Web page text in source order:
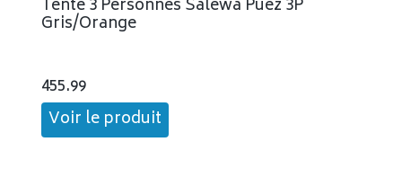
Tente 3 Personnes Salewa Puez 3P
Gris/Orange
455.99
Voir le produit